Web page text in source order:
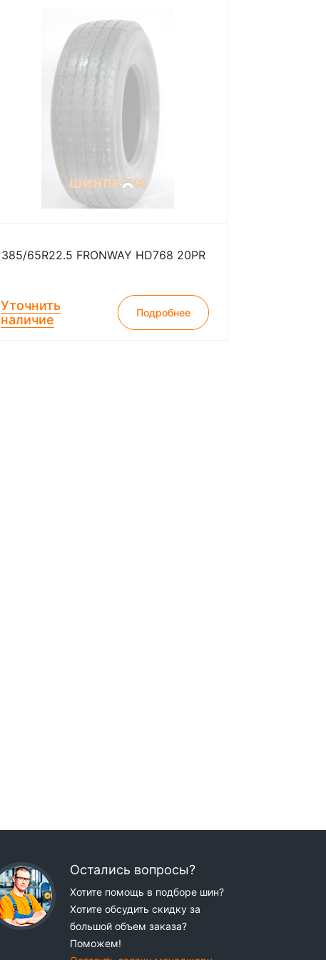
385/65R22.5 FRONWAY HD768 20PR
Уточнить
наличие
Подробнее
Остались вопросы?
Хотите помощь в подборе шин?
Хотите обсудить скидку за
большой объем заказа?
Поможем!